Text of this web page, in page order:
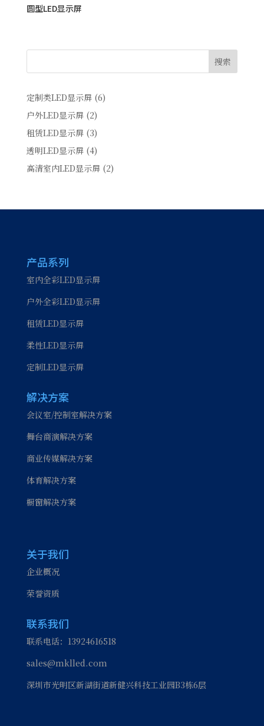
圆型LED显示屏
搜索
定制类LED显示屏 66
户外LED显示屏 22
products
租赁LED显示屏 33
products
透明LED显示屏 44
products
高清室内LED显示屏 22
产品系列
室内全彩LED显示屏
户外全彩LED显示屏
租赁LED显示屏
柔性LED显示屏
定制LED显示屏
解决方案
会议室/控制室解决方案
舞台商演解决方案
商业传媒解决方案
体育解决方案
橱窗解决方案
关于我们
企业概况
荣誉资质
联系我们
联系电话：13924616518
sales@mklled.com
深圳市光明区新湖街道新健兴科技工业园B3栋6层